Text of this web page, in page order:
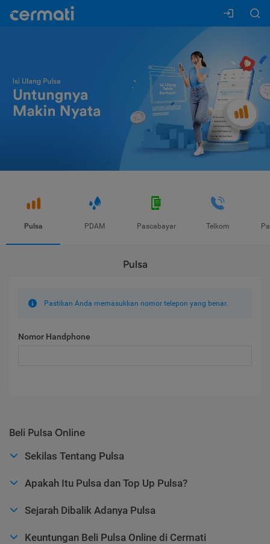
Pulsa PDAM Pascabayar Telkom
Pulsa
Pastikan Anda memasukkan nomor telepon yang benar.
Nomor Handphone
Beli Pulsa Online
Sekilas Tentang Pulsa
Apakah Itu Pulsa dan Top Up Pulsa?
Sejarah Dibalik Adanya Pulsa
Keuntungan Beli Pulsa Online di Cermati